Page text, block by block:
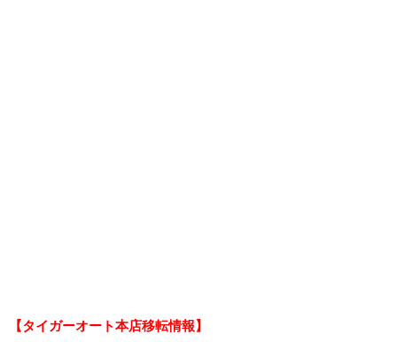
【タイガーオート本店移転情報】